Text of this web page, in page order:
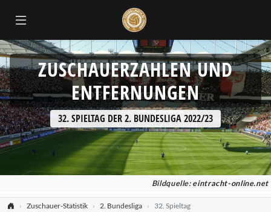
ZUSCHAUERZAHLEN UND
ENTFERNUNGEN
32. SPIELTAG DER 2. BUNDESLIGA 2022/23
Bildquelle: eintracht-online.net
Zuschauer-Statistik 2. Bundesliga 32. Spieltag